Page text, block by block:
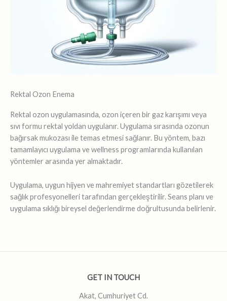
Rektal Ozon Enema
Rektal ozon uygulamasında, ozon içeren bir gaz karışımı veya
sıvı formu rektal yoldan uygulanır. Uygulama sırasında ozonun
bağırsak mukozası ile temas etmesi sağlanır. Bu yöntem, bazı
tamamlayıcı uygulama ve wellness programlarında kullanılan
yöntemler arasında yer almaktadır.
Uygulama, uygun hijyen ve mahremiyet standartları gözetilerek
sağlık profesyonelleri tarafından gerçekleştirilir. Seans planı ve
uygulama sıklığı bireysel değerlendirme doğrultusunda belirlenir.
GET IN TOUCH
Akat, Cumhuriyet Cd.